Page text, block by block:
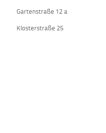
Gartenstraße 12 a
Klosterstraße 25